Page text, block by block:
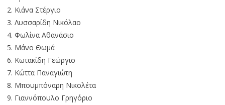
Κιάνα Στέργιο
Λυσσαρίδη Νικόλαο
Φωλίνα Αθανάσιο
Μάνο Θωμά
Κωτακίδη Γεώργιο
Κώττα Παναγιώτη
Μπουμπόναρη Νικολέτα
Γιαννόπουλο Γρηγόριο